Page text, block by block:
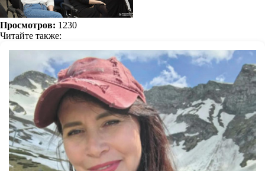
Просмотров: 1230
Читайте также: